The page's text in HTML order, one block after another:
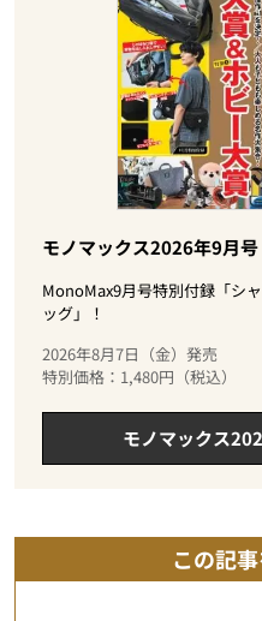
モノマックス2026年9月号
MonoMax9月号特別付録「シ
ッグ」！
2026年8月7日（金）発売
特別価格：1,480円（税込）
モノマックス
この記